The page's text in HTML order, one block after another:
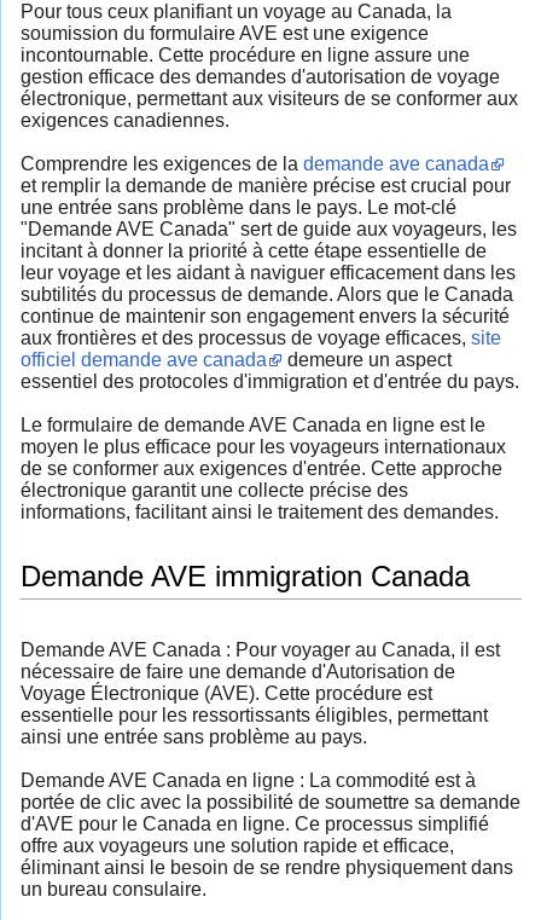
Pour tous ceux planifiant un voyage au Canada, la
soumission du formulaire AVE est une exigence
incontournable. Cette procédure en ligne assure une
gestion efficace des demandes d'autorisation de voyage
électronique, permettant aux visiteurs de se conformer aux
exigences canadiennes.
Comprendre les exigences de la demande ave canada
et remplir la demande de manière précise est crucial pour
une entrée sans problème dans le pays. Le mot-clé
"Demande AVE Canada" sert de guide aux voyageurs, les
incitant à donner la priorité à cette étape essentielle de
leur voyage et les aidant à naviguer efficacement dans les
subtilités du processus de demande. Alors que le Canada
continue de maintenir son engagement envers la sécurité
aux frontières et des processus de voyage efficaces, site
officiel demande ave canada
demeure un aspect
essentiel des protocoles d'immigration et d'entrée du pays.
Le formulaire de demande AVE Canada en ligne est le
moyen le plus efficace pour les voyageurs internationaux
de se conformer aux exigences d'entrée. Cette approche
électronique garantit une collecte précise des
informations, facilitant ainsi le traitement des demandes.
Demande AVE immigration Canada
Demande AVE Canada : Pour voyager au Canada, il est
nécessaire de faire une demande d'Autorisation de
Voyage Électronique (AVE). Cette procédure est
essentielle pour les ressortissants éligibles, permettant
ainsi une entrée sans problème au pays.
Demande AVE Canada en ligne : La commodité est à
portée de clic avec la possibilité de soumettre sa demande
d'AVE pour le Canada en ligne. Ce processus simplifié
offre aux voyageurs une solution rapide et efficace,
éliminant ainsi le besoin de se rendre physiquement dans
un bureau consulaire.